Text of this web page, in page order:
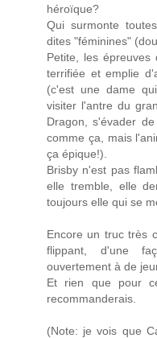
héroïque?
Qui surmonte
dites "féminines"
Petite, les
terrifiée et emplie
(c'est une dame
visiter l'antre du
Dragon, s'évader
comme ça, mais
ça épique!).
Brisby n'est pas
elle tremble, elle
toujours elle qui se
Encore un truc très
flippant, d'une
ouvertement à de
Et rien que pour
recommanderais.
(Note: je vois que